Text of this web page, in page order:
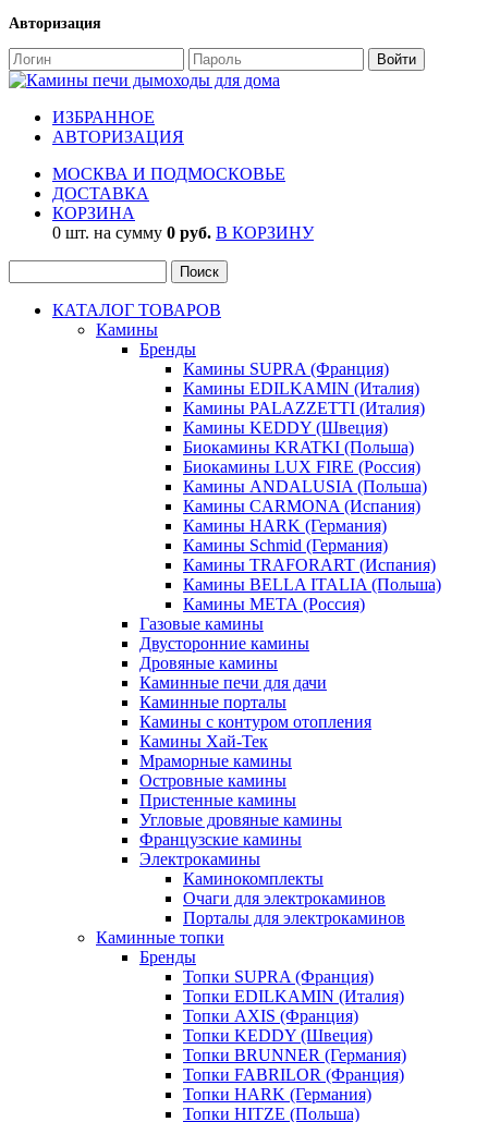
Авторизация
ИЗБРАННОЕ
АВТОРИЗАЦИЯ
МОСКВА И ПОДМОСКОВЬЕ
ДОСТАВКА
КОРЗИНА
0 шт. на сумму 0 руб. В КОРЗИНУ
КАТАЛОГ ТОВАРОВ
Камины
Бренды
Камины SUPRA (Франция)
Камины EDILKAMIN (Италия)
Камины PALAZZETTI (Италия)
Камины KEDDY (Швеция)
Биокамины KRATKI (Польша)
Биокамины LUX FIRE (Россия)
Камины ANDALUSIA (Польша)
Камины CARMONA (Испания)
Камины HARK (Германия)
Камины Schmid (Германия)
Камины TRAFORART (Испания)
Камины BELLA ITALIA (Польша)
Камины МЕТА (Россия)
Газовые камины
Двусторонние камины
Дровяные камины
Каминные печи для дачи
Каминные порталы
Камины с контуром отопления
Камины Хай-Тек
Мраморные камины
Островные камины
Пристенные камины
Угловые дровяные камины
Французские камины
Электрокамины
Каминокомплекты
Очаги для электрокаминов
Порталы для электрокаминов
Каминные топки
Бренды
Топки SUPRA (Франция)
Топки EDILKAMIN (Италия)
Топки AXIS (Франция)
Топки KEDDY (Швеция)
Топки BRUNNER (Германия)
Топки FABRILOR (Франция)
Топки HARK (Германия)
Топки HITZE (Польша)